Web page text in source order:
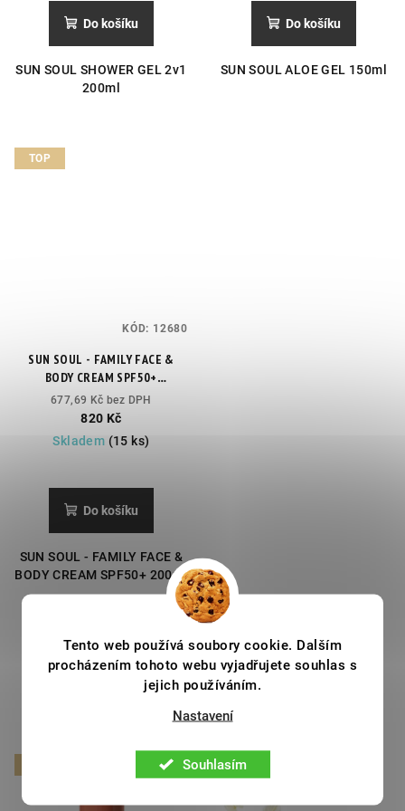
Tento web používá soubory cookie. Dalším
procházením tohoto webu vyjadřujete souhlas s
jejich používáním.
Nastavení
Souhlasím
Do košíku
SUN SOUL SHOWER GEL 2v1
200ml
Do košíku
SUN SOUL ALOE GEL 150ml
TOP
SUN SOUL - FAMILY FACE &
BODY CREAM SPF50+
Voděodolný opalovací krém na
obličej a tělo s vysokou
ochranou.
677,69 Kč bez DPH
820 Kč
Skladem (15 ks)
Do košíku
SUN SOUL - FAMILY FACE &
BODY CREAM SPF50+ 200ml
KÓD: 12680
Podobné produkty
Akce